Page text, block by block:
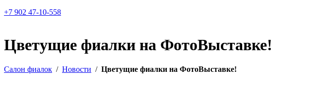
+7 902 47-10-558
Цветущие фиалки на ФотоВыставке!
Салон фиалок / Новости / Цветущие фиалки на ФотоВыставке!